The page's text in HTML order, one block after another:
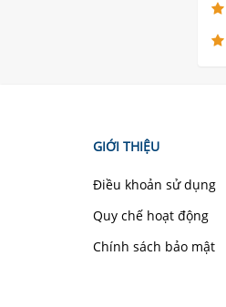
GIỚI THIỆU
Điều khoản sử dụng
Quy chế hoạt động
Chính sách bảo mật